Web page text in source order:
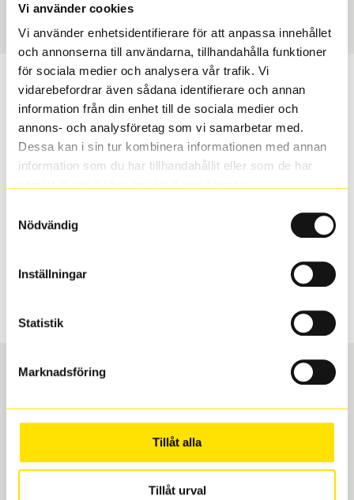
Vi använder cookies
Vi använder enhetsidentifierare för att anpassa innehållet
och annonserna till användarna, tillhandahålla funktioner
för sociala medier och analysera vår trafik. Vi
vidarebefordrar även sådana identifierare och annan
information från din enhet till de sociala medier och
annons- och analysföretag som vi samarbetar med.
Dessa kan i sin tur kombinera informationen med annan
information som du har tillhandahållit eller som de har
Nödvändig
Inställningar
Statistik
Marknadsföring
Tillåt alla
Tillåt urval
20228
Passar detta däck min bil?
Ange registreringsnummer för att se om det däck du
valt passar din bilmodell. Om du köper däck som skall
sättas på dina befintliga fälgar, se till att kolla en extra
inte vara samma dimension som bilen hade ut från
Boka och hämta hos Däckspecialen
När du beställer dina nya däck eller fälgar hos oss
levereras de direkt till någon av våra däckverkstäder i
Göteborg. Välj mellan Hisingen (Bäckebol) eller